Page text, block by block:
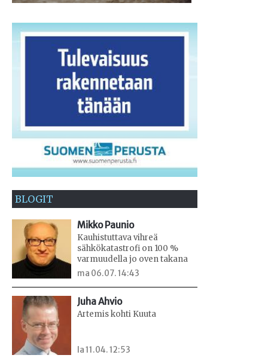
BLOGIT
Mikko Paunio
Kauhistuttava vihreä
sähkökatastrofi on 100 %
varmuudella jo oven takana
ma 06.07. 14:43
Juha Ahvio
Artemis kohti Kuuta
la 11.04. 12:53